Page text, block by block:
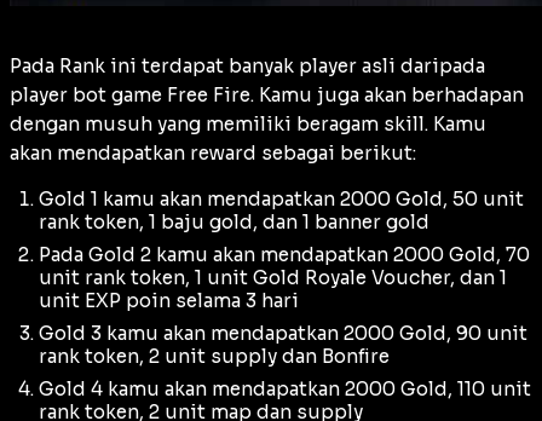
Pada Rank ini terdapat banyak player asli daripada
player bot game Free Fire. Kamu juga akan berhadapan
dengan musuh yang memiliki beragam skill. Kamu
akan mendapatkan reward sebagai berikut:
Gold 1 kamu akan mendapatkan 2000 Gold, 50 unit
rank token, 1 baju gold, dan 1 banner gold
Pada Gold 2 kamu akan mendapatkan 2000 Gold, 70
unit rank token, 1 unit Gold Royale Voucher, dan 1
unit EXP poin selama 3 hari
Gold 3 kamu akan mendapatkan 2000 Gold, 90 unit
rank token, 2 unit supply dan Bonfire
Gold 4 kamu akan mendapatkan 2000 Gold, 110 unit
rank token, 2 unit map dan supply